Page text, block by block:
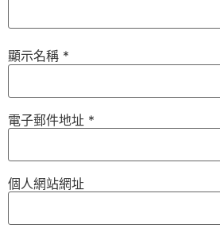
顯示名稱 *
電子郵件地址 *
個人網站網址